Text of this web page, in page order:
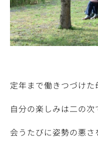
定年まで働きつづけた
自分の楽しみは二の次
会うたびに姿勢の悪さ